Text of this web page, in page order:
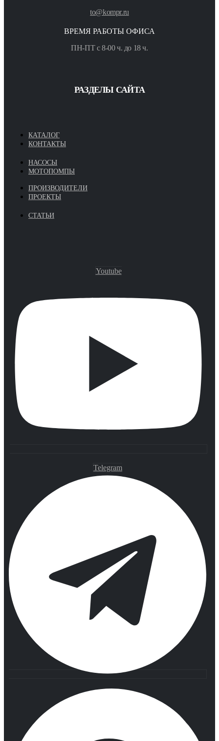
to@kompr.ru
ВРЕМЯ РАБОТЫ ОФИСА
ПН-ПТ с 8-00 ч. до 18 ч.
РАЗДЕЛЫ САЙТА
КАТАЛОГ
КОНТАКТЫ
НАСОСЫ
МОТОПОМПЫ
ПРОИЗВОДИТЕЛИ
ПРОЕКТЫ
СТАТЬИ
Youtube
Telegram